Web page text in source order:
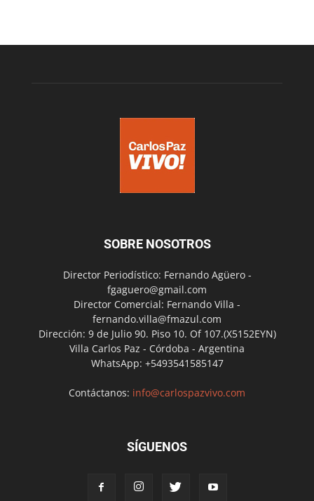
SOBRE NOSOTROS
Director Periodístico: Fernando Agüero -
fgaguero@gmail.com
Director Comercial: Fernando Villa -
fernando.villa@fmazul.com
Dirección: 9 de Julio 90. Piso 10. Of 107.(X5152EYN)
Villa Carlos Paz - Córdoba - Argentina
WhatsApp: +5493541585147
Contáctanos: info@carlospazvivo.com
SÍGUENOS